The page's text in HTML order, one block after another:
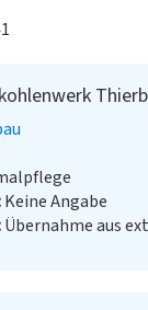
Keine Angabe
Übernahme aus